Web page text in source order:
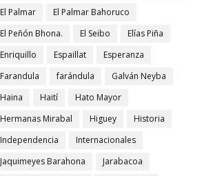
El Palmar
El Palmar Bahoruco
El Peñón Bhona.
El Seibo
Elías Piña
Enriquillo
Espaillat
Esperanza
Farandula
farándula
Galván Neyba
Haina
Haití
Hato Mayor
Hermanas Mirabal
Higuey
Historia
Independencia
Internacionales
Jaquimeyes Barahona
Jarabacoa